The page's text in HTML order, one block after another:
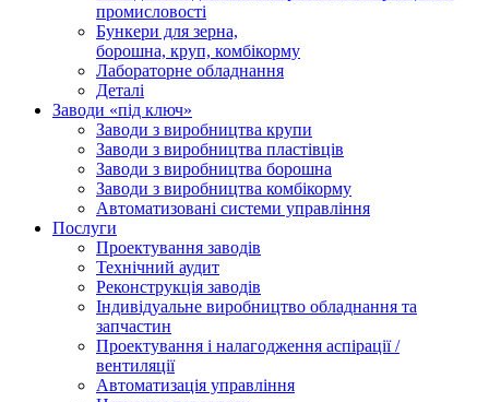
промисловості
Бункери для зерна,
борошна, круп, комбікорму
Лабораторне обладнання
Деталі
Заводи «під ключ»
Заводи з виробництва крупи
Заводи з виробництва пластівців
Заводи з виробництва борошна
Заводи з виробництва комбікорму
Автоматизовані системи управління
Послуги
Проектування заводів
Технічний аудит
Реконструкція заводів
Індивідуальне виробництво обладнання та
запчастин
Проектування і налагодження аспірації /
вентиляції
Автоматизація управління